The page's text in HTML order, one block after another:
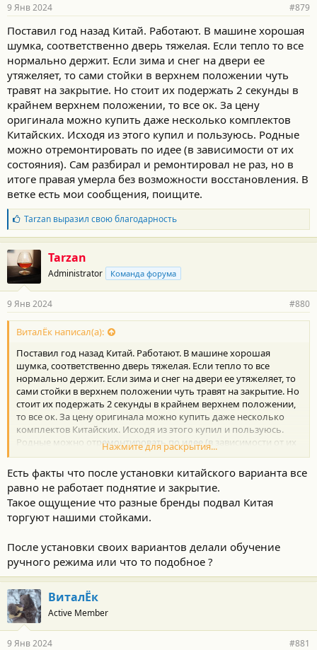
н
с
т
и
9 Янв 2024 #879
Поставил год назад Китай. Работают. В машине хорошая
шумка, соответственно дверь тяжелая. Если тепло то все
нормально держит. Если зима и снег на двери ее
утяжеляет, то сами стойки в верхнем положении чуть
травят на закрытие. Но стоит их подержать 2 секунды в
крайнем верхнем положении, то все ок. За цену
оригинала можно купить даже несколько комплектов
Китайских. Исходя из этого купил и пользуюсь. Родные
можно отремонтировать по идее (в зависимости от их
состояния). Сам разбирал и ремонтировал не раз, но в
итоге правая умерла без возможности восстановления. В
ветке есть мои сообщения, поищите.
Б
л
а
г
о
д
а
н
о
с
и
:
Tarzanвыразил свою благодарность
Tarzan
Administrator Команда форума
9 Янв 2024 #880
ВиталЁк написал(а):
Поставил год назад Китай. Работают. В машине хорошая
шумка, соответственно дверь тяжелая. Если тепло то все
нормально держит. Если зима и снег на двери ее утяжеляет, то
сами стойки в верхнем положении чуть травят на закрытие. Но
стоит их подержать 2 секунды в крайнем верхнем положении,
то все ок. За цену оригинала можно купить даже несколько
комплектов Китайских. Исходя из этого купил и пользуюсь.
Родные можно отремонтировать по идее (в зависимости от их
состояния). Сам разбирал и ремонтировал не раз, но в итоге
правая умерла без возможности восстановления. В ветке есть
мои сообщения, поищите.
Нажмите для раскрытия...
Есть факты что после установки китайского варианта все
равно не работает поднятие и закрытие.
Такое ощущение что разные бренды подвал Китая
торгуют нашими стойками.
После установки своих вариантов делали обучение
ручного режима или что то подобное ?
ВиталЁк
Active Member
9 Янв 2024 #881